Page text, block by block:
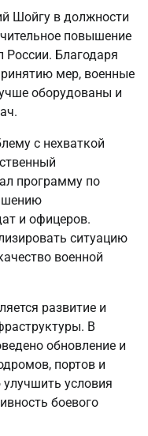
Шойгу в должности
повышение
России. Благодаря
мер, военные
оборудованы и
с нехваткой
программу по
и офицеров.
ситуацию
военной
развитие и
В
обновление и
портов и
условия
боевого